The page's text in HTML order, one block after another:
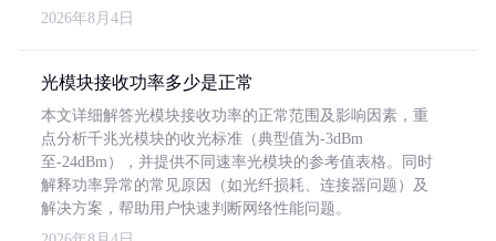
2026年8月4日
光模块接收功率多少是正常
本文详细解答光模块接收功率的正常范围及影响因素，重
点分析千兆光模块的收光标准（典型值为-3dBm
至-24dBm），并提供不同速率光模块的参考值表格。同时
解释功率异常的常见原因（如光纤损耗、连接器问题）及
解决方案，帮助用户快速判断网络性能问题。